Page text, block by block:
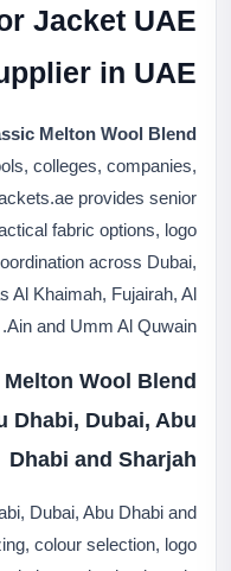
Jacket UAE
in UAE
Melton Wool Blend
colleges, companies,
provides senior
fabric options, logo
across Dubai,
Al Khaimah, Fujairah, Al
Ain and Umm Al Quwain.
Wool Blend
Dhabi, Dubai, Abu
Dhabi and Sharjah
Dubai, Abu Dhabi and
colour selection, logo